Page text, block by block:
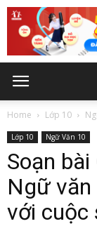
Home Lớp 10
Lớp 10 Ngữ Văn 10
Soạn
Ngữ
với cuộc